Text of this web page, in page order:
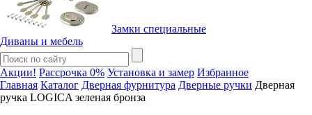
Замки специальные
Диваны и мебель
Акции! Рассрочка 0% Установка и замер Избранное
Главная Каталог Дверная фурнитура Дверные ручки Дверная
ручка LOGICA зеленая бронза